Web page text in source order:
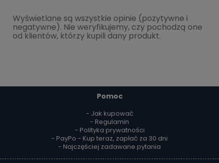
Wyświetlane są wszystkie opinie (pozytywne i
negatywne). Nie weryfikujemy, czy pochodzą one
od klientów, którzy kupili dany produkt.
Pomoc
- Jak kupować
- Regulamin
- Polityka prywatności
- PayPo - Kup teraz, zapłać za 30 dni
- Najczęściej zadawane pytania